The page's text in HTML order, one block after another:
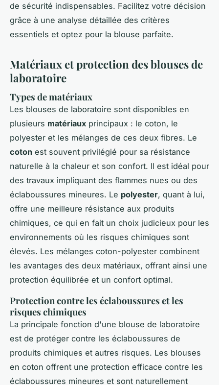
de sécurité indispensables. Facilitez votre décision
grâce à une analyse détaillée des critères
essentiels et optez pour la blouse parfaite.
Matériaux et protection des blouses de
laboratoire
Types de matériaux
Les blouses de laboratoire sont disponibles en
plusieurs matériaux principaux : le coton, le
polyester et les mélanges de ces deux fibres. Le
coton est souvent privilégié pour sa résistance
naturelle à la chaleur et son confort. Il est idéal pour
des travaux impliquant des flammes nues ou des
éclaboussures mineures. Le polyester, quant à lui,
offre une meilleure résistance aux produits
chimiques, ce qui en fait un choix judicieux pour les
environnements où les risques chimiques sont
élevés. Les mélanges coton-polyester combinent
les avantages des deux matériaux, offrant ainsi une
protection équilibrée et un confort optimal.
Protection contre les éclaboussures et les
risques chimiques
La principale fonction d'une blouse de laboratoire
est de protéger contre les éclaboussures de
produits chimiques et autres risques. Les blouses
en coton offrent une protection efficace contre les
éclaboussures mineures et sont naturellement